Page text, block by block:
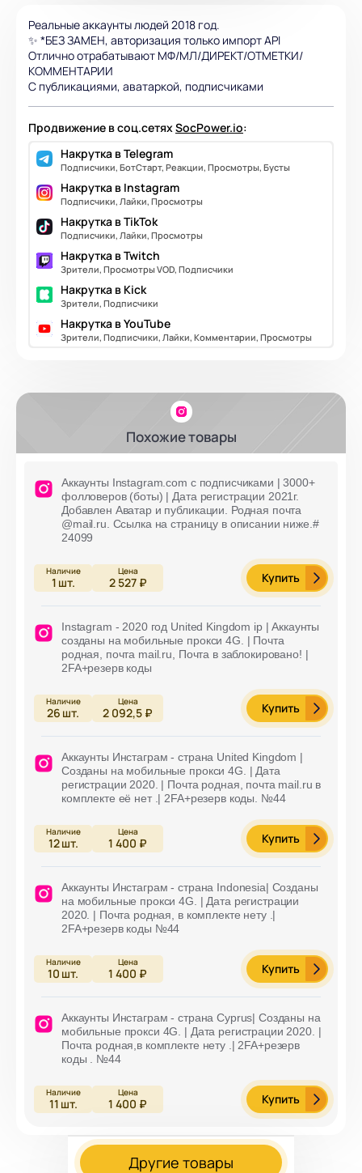
Реальные аккаунты людей 2018 год.
✨ *БЕЗ ЗАМЕН, авторизация только импорт API
Отлично отрабатывают МФ/МЛ/ДИРЕКТ/ОТМЕТКИ/
КОММЕНТАРИИ
С публикациями, аватаркой, подписчиками
Продвижение в соц.сетяхSocPower.io:
Накрутка в Telegram
Подписчики, БотСтарт, Реакции, Просмотры, Бусты
Накрутка в Instagram
Подписчики, Лайки, Просмотры
Накрутка в TikTok
Подписчики, Лайки, Просмотры
Накрутка в Twitch
Зрители, Просмотры VOD, Подписчики
Накрутка в Kick
Зрители, Подписчики
Накрутка в YouTube
Зрители, Подписчики, Лайки, Комментарии, Просмотры
Похожие товары
Аккаунты Instagram.com с подписчиками | 3000+
фолловеров (боты) | Дата регистрации 2021г.
Добавлен Аватар и публикации. Родная почта
@mail.ru. Ссылка на страницу в описании ниже.#
24099
1 шт. 2 527 ₽ Купить
Instagram - 2020 год United Kingdom ip | Аккаунты
созданы на мобильные прокси 4G. | Почта
родная, почта mail.ru, Почта в заблокировано! |
2FA+резерв коды
26 шт. 2 092,5 ₽ Купить
Аккаунты Инстаграм - страна United Kingdom |
Cозданы на мобильные прокси 4G. | Дата
регистрации 2020. | Почта родная, почта mail.ru в
комплекте её нет .| 2FA+резерв коды. №44
12шт. 1 400 ₽ Купить
Аккаунты Инстаграм - страна Indonesia| Cозданы
на мобильные прокси 4G. | Дата регистрации
2020. | Почта родная, в комплекте нету .|
2FA+резерв коды №44
10 шт. 1 400 ₽ Купить
Аккаунты Инстаграм - страна Cyprus| Cозданы на
мобильные прокси 4G. | Дата регистрации 2020. |
Почта родная,в комплекте нету .| 2FA+резерв
коды . №44
11 шт. 1 400 ₽ Купить
Другие товары